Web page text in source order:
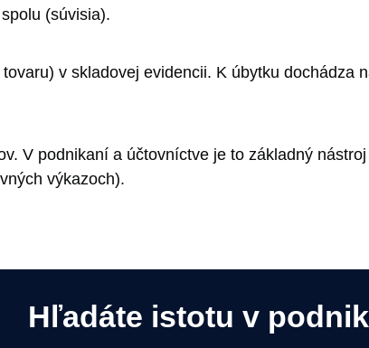
(súvisia).
v skladovej evidencii. K úbytku dochádza
V podnikaní a účtovníctve je to základný
výkazoch).
Hľadáte istotu v